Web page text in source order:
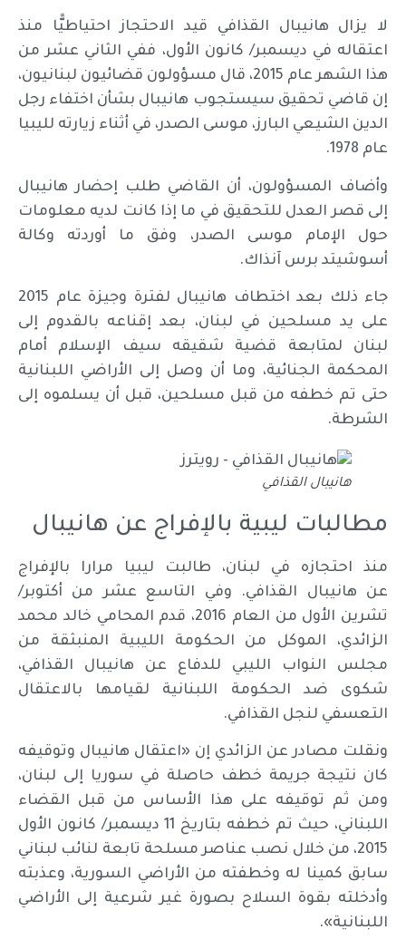
لا يزال هانيبال القذافي قيد الاحتجاز احتياطيًّا منذ
اعتقاله في ديسمبر/ كانون الأول، ففي الثاني عشر من
هذا الشهر عام 2015، قال مسؤولون قضائيون لبنانيون،
إن قاضي تحقيق سيستجوب هانيبال بشأن اختفاء رجل
الدين الشيعي البارز، موسى الصدر، في أثناء زيارته لليبيا
عام 1978.
وأضاف المسؤولون، أن القاضي طلب إحضار هانيبال
إلى قصر العدل للتحقيق في ما إذا كانت لديه معلومات
حول الإمام موسى الصدر، وفق ما أوردته وكالة
أسوشيتد برس آنذاك.
جاء ذلك بعد اختطاف هانيبال لفترة وجيزة عام 2015
على يد مسلحين في لبنان، بعد إقناعه بالقدوم إلى
لبنان لمتابعة قضية شقيقه سيف الإسلام أمام
المحكمة الجنائية، وما أن وصل إلى الأراضي اللبنانية
حتى تم خطفه من قبل مسلحين، قبل أن يسلموه إلى
الشرطة.
هانيبال القذافي
مطالبات ليبية بالإفراج عن هانيبال
منذ احتجازه في لبنان، طالبت ليبيا مرارا بالإفراج
عن هانيبال القذافي. وفي التاسع عشر من أكتوبر/
تشرين الأول من العام 2016، قدم المحامي خالد محمد
الزائدي، الموكل من الحكومة الليبية المنبثقة من
مجلس النواب الليبي للدفاع عن هانيبال القذافي،
شكوى ضد الحكومة اللبنانية لقيامها بالاعتقال
التعسفي لنجل القذافي.
ونقلت مصادر عن الزائدي إن «اعتقال هانيبال وتوقيفه
كان نتيجة جريمة خطف حاصلة في سوريا إلى لبنان،
ومن ثم توقيفه على هذا الأساس من قبل القضاء
اللبناني، حيث تم خطفه بتاريخ 11 ديسمبر/ كانون الأول
2015، من خلال نصب عناصر مسلحة تابعة لنائب لبناني
سابق كمينا له وخطفته من الأراضي السورية، وعذبته
وأدخلته بقوة السلاح بصورة غير شرعية إلى الأراضي
اللبنانية».